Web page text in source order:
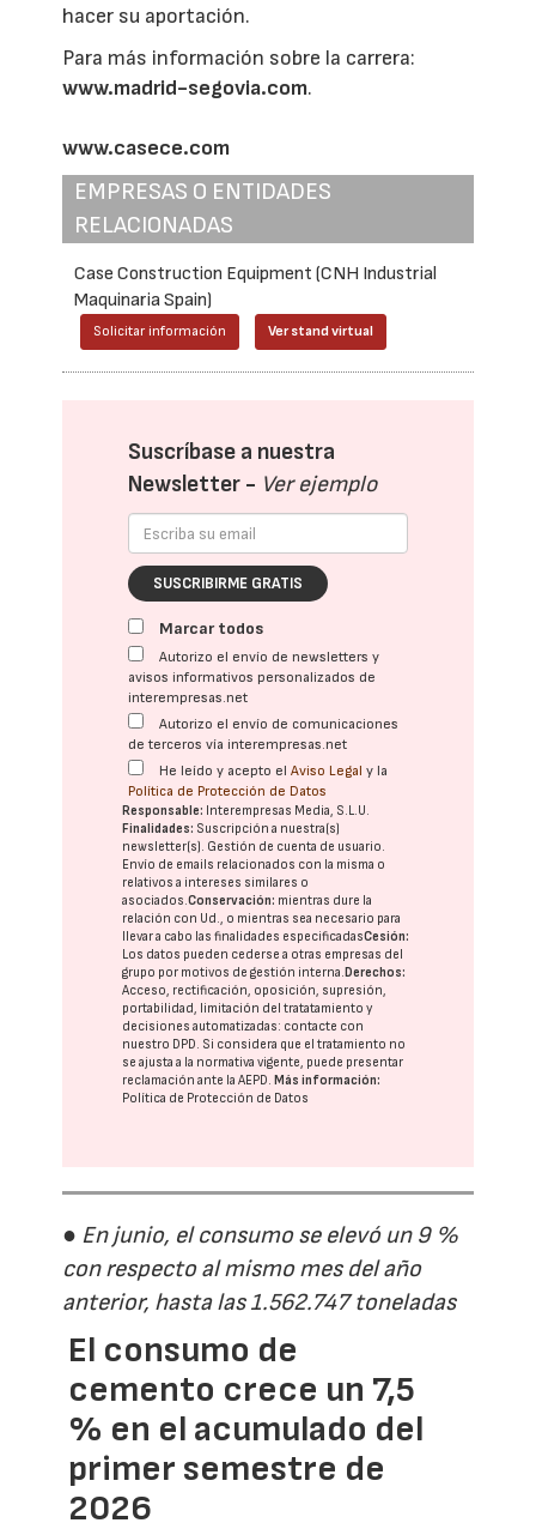
hacer su aportación.
Para más información sobre la carrera:
www.madrid-segovia.com.
www.casece.com
EMPRESAS O ENTIDADES
RELACIONADAS
Case Construction Equipment (CNH Industrial
Maquinaria Spain)
Solicitar información Ver stand virtual
Suscríbase a nuestra
Newsletter - Ver ejemplo
SUSCRIBIRME GRATIS
Marcar todos
Autorizo el envío de newsletters y
avisos informativos personalizados de
interempresas.net
Autorizo el envío de comunicaciones
de terceros vía interempresas.net
He leído y acepto elAviso Legal y la
Política de Protección de Datos
Responsable: Interempresas Media, S.L.U.
Finalidades: Suscripción a nuestra(s)
newsletter(s). Gestión de cuenta de usuario.
Envío de emails relacionados con la misma o
relativos a intereses similares o
asociados.Conservación: mientras dure la
relación con Ud., o mientras sea necesario para
llevar a cabo las finalidades especificadasCesión:
Los datos pueden cederse a otras empresas del
grupo por motivos de gestión interna. Derechos:
Acceso, rectificación, oposición, supresión,
portabilidad, limitación del tratatamiento y
decisiones automatizadas: contacte con
nuestro DPD. Si considera que el tratamiento no
se ajusta a la normativa vigente, puede presentar
reclamación ante laAEPD. Más información:
Política de Protección de Datos
● En junio, el consumo se elevó un 9 %
con respecto al mismo mes del año
anterior, hasta las 1.562.747 toneladas
El consumo de
cemento crece un 7,5
% en el acumulado del
primer semestre de
2026